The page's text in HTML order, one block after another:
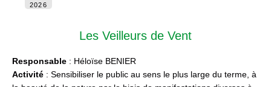
2026
Les Veilleurs de Vent
Responsable : Héloïse BENIER
Activité : Sensibiliser le public au sens le plus large du terme, à